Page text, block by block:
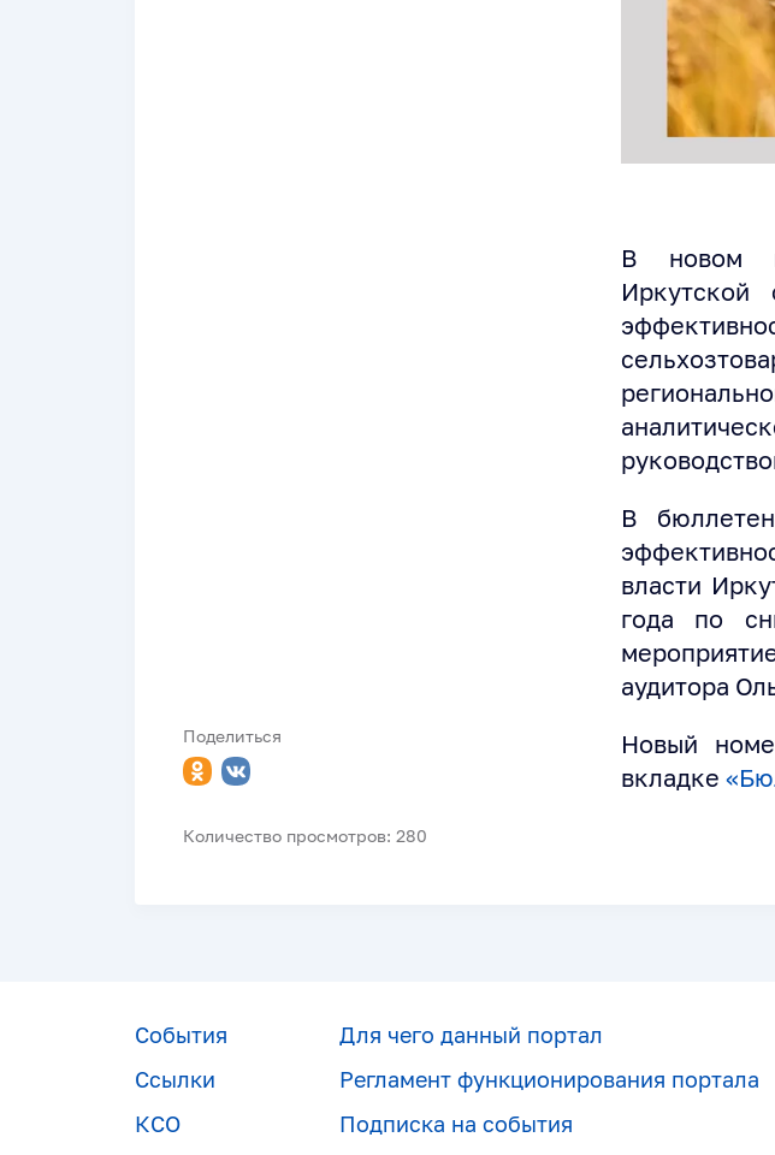
Поделиться
Количество просмотров: 280
В новом
Иркутской
В
власти
года по
аудитора
Новый
вкладке
События
Ссылки
КСО
Для чего данный портал
Регламент функционирования портала
Подписка на события